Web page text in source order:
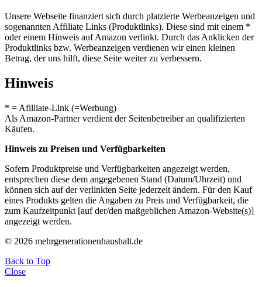
Unsere Webseite finanziert sich durch platzierte Werbeanzeigen und
sogenannten Affiliate Links (Produktlinks). Diese sind mit einem *
oder einem Hinweis auf Amazon verlinkt. Durch das Anklicken der
Produktlinks bzw. Werbeanzeigen verdienen wir einen kleinen
Betrag, der uns hilft, diese Seite weiter zu verbessern.
Hinweis
* = Afilliate-Link (=Werbung)
Als Amazon-Partner verdient der Seitenbetreiber an qualifizierten
Käufen.
Hinweis zu Preisen und Verfügbarkeiten
Sofern Produktpreise und Verfügbarkeiten angezeigt werden,
entsprechen diese dem angegebenen Stand (Datum/Uhrzeit) und
können sich auf der verlinkten Seite jederzeit ändern. Für den Kauf
eines Produkts gelten die Angaben zu Preis und Verfügbarkeit, die
zum Kaufzeitpunkt [auf der/den maßgeblichen Amazon-Website(s)]
angezeigt werden.
© 2026 mehrgenerationenhaushalt.de
Back to Top
Close